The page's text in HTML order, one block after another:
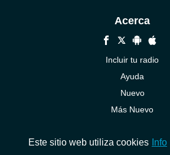
Acerca
Incluir tu radio
Ayuda
Nuevo
Más Nuevo
Este sitio web utiliza cookies Info